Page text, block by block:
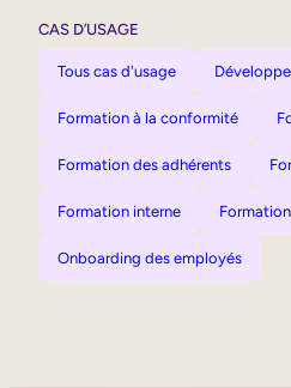
CAS D’USAGE
Tous cas d'usage
Formation à la conformité
Formation des adhérents
Formation interne
Onboarding des employés